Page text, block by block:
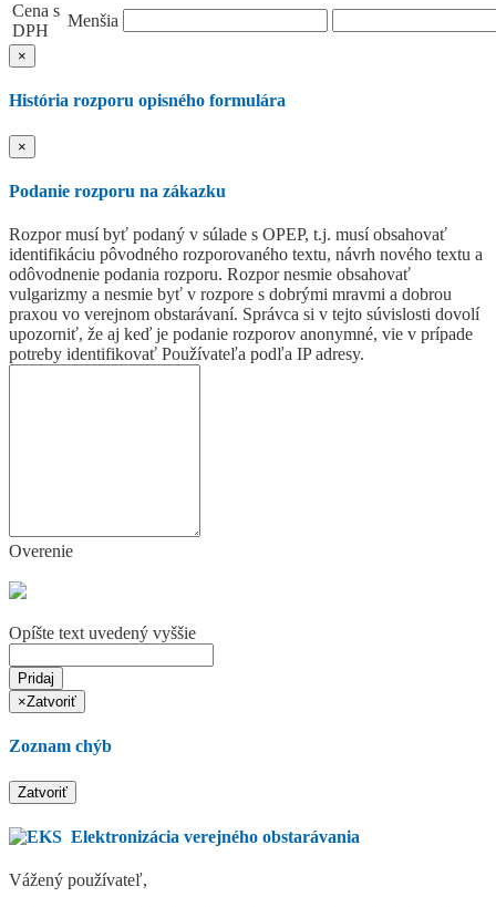
Cena s
DPH
Menšia
×
História rozporu opisného formulára
×
Podanie rozporu na zákazku
Rozpor musí byť podaný v súlade s OPEP, t.j. musí obsahovať
identifikáciu pôvodného rozporovaného textu, návrh nového textu a
odôvodnenie podania rozporu. Rozpor nesmie obsahovať
vulgarizmy a nesmie byť v rozpore s dobrými mravmi a dobrou
praxou vo verejnom obstarávaní. Správca si v tejto súvislosti dovolí
upozorniť, že aj keď je podanie rozporov anonymné, vie v prípade
potreby identifikovať Používateľa podľa IP adresy.
Overenie
Opíšte text uvedený vyššie
Pridaj
×Zatvoriť
Zoznam chýb
Zatvoriť
Elektronizácia verejného obstarávania
Vážený používateľ,